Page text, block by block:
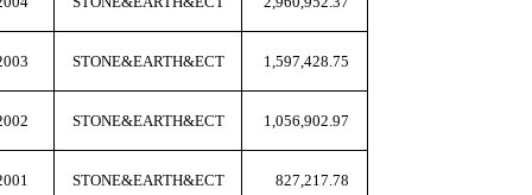
STONE&EARTH&ECT 1,597,428.75
STONE&EARTH&ECT 1,056,902.97
STONE&EARTH&ECT 827,217.78